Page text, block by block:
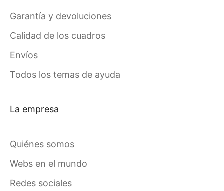
Garantía y devoluciones
Calidad de los cuadros
Envíos
Todos los temas de ayuda
La empresa
Quiénes somos
Webs en el mundo
Redes sociales